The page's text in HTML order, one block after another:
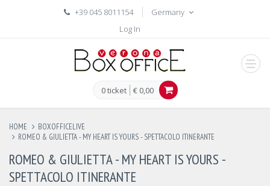
+39 045 8011154
Germany
Log In
0 ticket € 0,00
HOME
BOXOFFICELIVE
ROMEO & GIULIETTA - MY HEART IS YOURS - SPETTACOLO ITINERANTE
ROMEO & GIULIETTA - MY HEART IS YOURS -
SPETTACOLO ITINERANTE